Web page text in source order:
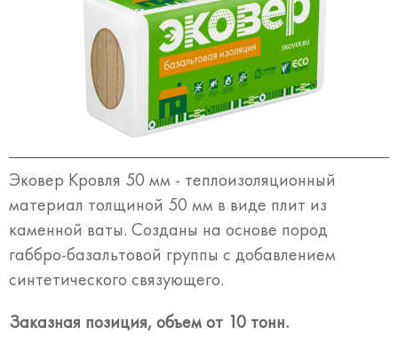
Эковер Кровля 50 мм - теплоизоляционный
материал толщиной 50 мм в виде плит из
каменной ваты. Созданы на основе пород
габбро-базальтовой группы с добавлением
синтетического связующего.
Заказная позиция, объем от 10 тонн.